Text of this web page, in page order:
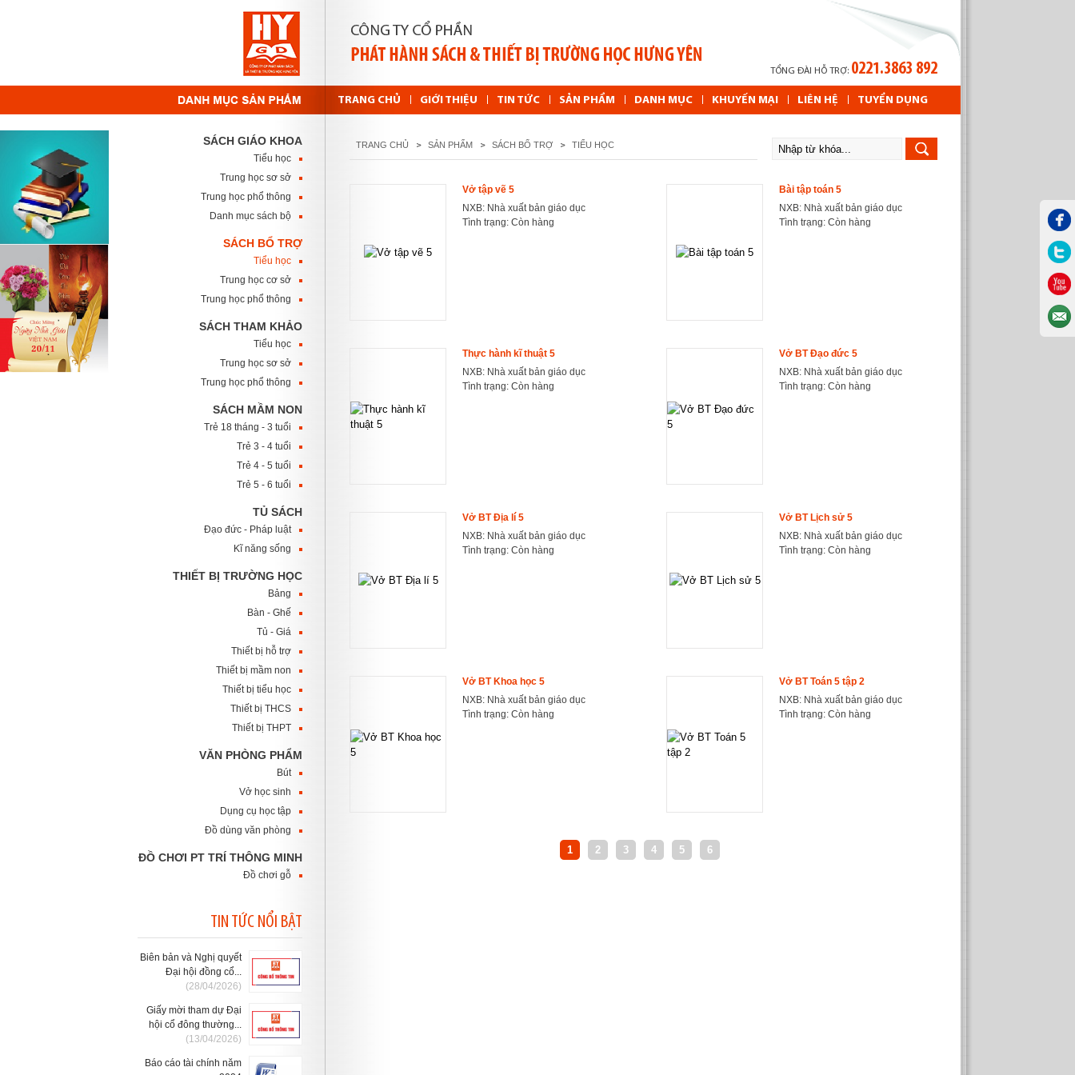
TỔNG ĐÀI HỖ TRỢ: 0221.3863 892
TRANG CHỦ GIỚI THIỆU TIN TỨC SẢN PHẨM DANH MỤC KHUYẾN MẠI LIÊN HỆ TUYỂN DỤNG
SÁCH GIÁO KHOA
Tiểu học
Trung học sơ sở
Trung học phổ thông
Danh mục sách bộ
SÁCH BỔ TRỢ
Tiểu học
Trung học cơ sở
Trung học phổ thông
SÁCH THAM KHẢO
Tiểu học
Trung học sơ sở
Trung học phổ thông
SÁCH MẦM NON
Trẻ 18 tháng - 3 tuổi
Trẻ 3 - 4 tuổi
Trẻ 4 - 5 tuổi
Trẻ 5 - 6 tuổi
TỦ SÁCH
Đạo đức - Pháp luật
Kĩ năng sống
THIẾT BỊ TRƯỜNG HỌC
Bảng
Bàn - Ghế
Tủ - Giá
Thiết bị hỗ trợ
Thiết bị mầm non
Thiết bị tiểu học
Thiết bị THCS
Thiết bị THPT
VĂN PHÒNG PHẨM
Bút
Vở học sinh
Dụng cụ học tập
Đồ dùng văn phòng
ĐỒ CHƠI PT TRÍ THÔNG MINH
Đồ chơi gỗ
TIN TỨC NỔI BẬT
Biên bản và Nghị quyết
Đại hội đồng cổ...
(28/04/2026)
Giấy mời tham dự Đại
hội cổ đông thường...
(13/04/2026)
Báo cáo tài chính năm
TRANG CHỦ SẢN PHẨM SÁCH BỔ TRỢ TIỂU HỌC
Vở tập vẽ 5
NXB: Nhà xuất bản giáo dục
Tình trạng: Còn hàng
Bài tập toán 5
NXB: Nhà xuất bản giáo dục
Tình trạng: Còn hàng
Thực hành kĩ thuật 5
NXB: Nhà xuất bản giáo dục
Tình trạng: Còn hàng
Vở BT Đạo đức 5
NXB: Nhà xuất bản giáo dục
Tình trạng: Còn hàng
Vở BT Địa lí 5
NXB: Nhà xuất bản giáo dục
Tình trạng: Còn hàng
Vở BT Lịch sử 5
NXB: Nhà xuất bản giáo dục
Tình trạng: Còn hàng
Vở BT Khoa học 5
NXB: Nhà xuất bản giáo dục
Tình trạng: Còn hàng
Vở BT Toán 5 tập 2
NXB: Nhà xuất bản giáo dục
Tình trạng: Còn hàng
1 2 3 4 5 6